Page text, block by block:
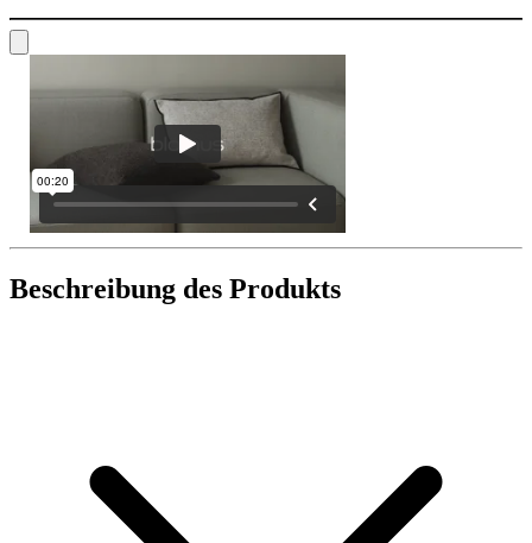
Beschreibung des Produkts